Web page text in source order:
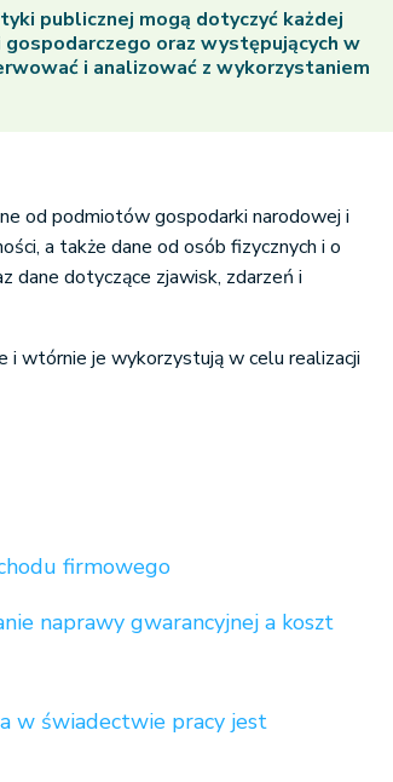
publicznej mogą dotyczyć każdej
gospodarczego oraz występujących w
i analizować z wykorzystaniem
od podmiotów gospodarki narodowej i
a także dane od osób fizycznych i o
dane dotyczące zjawisk, zdarzeń i
i wtórnie je wykorzystują w celu realizacji
firmowego
naprawy gwarancyjnej a koszt
w świadectwie pracy jest